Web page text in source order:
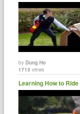
byDung Ho
1713 views
Learning How to